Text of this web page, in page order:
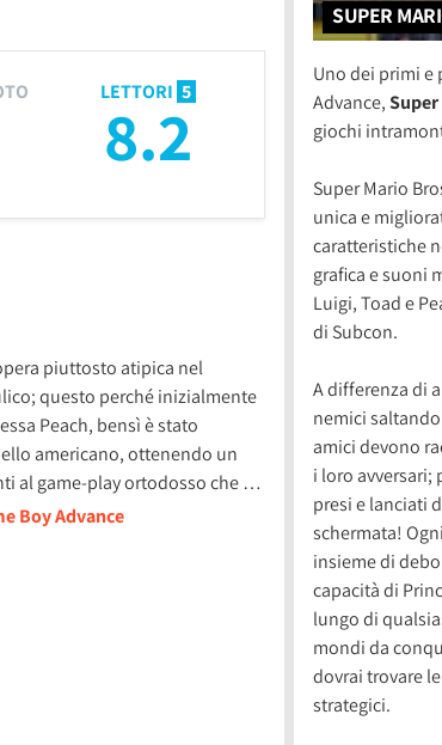
LETTORI 5
8.2
piuttosto atipica nel
questo perché inizialmente
Peach, bensì è stato
americano, ottenendo un
al game-play ortodosso che …
Boy Advance
SUPER
Uno dei primi e
Advance,
giochi
Super Mario
unica e
caratteristiche
grafica e suoni
Luigi, Toad e
di Subcon.
A differenza di
nemici
amici devono
i loro avversari;
presi e lanciati
schermata!
insieme di
capacità di
lungo di
mondi da
dovrai trovare
strategici.